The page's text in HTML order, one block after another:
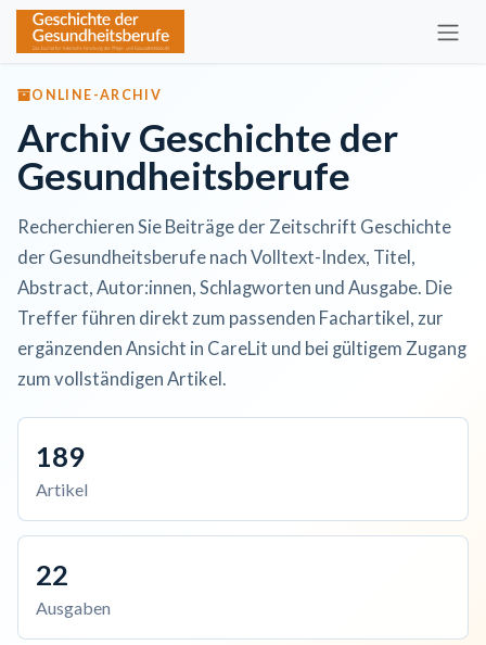
Zum Inhalt springen
ONLINE-ARCHIV
Archiv Geschichte der
Gesundheitsberufe
Recherchieren Sie Beiträge der Zeitschrift Geschichte
der Gesundheitsberufe nach Volltext-Index, Titel,
Abstract, Autor:innen, Schlagworten und Ausgabe. Die
Treffer führen direkt zum passenden Fachartikel, zur
ergänzenden Ansicht in CareLit und bei gültigem Zugang
zum vollständigen Artikel.
189
Artikel
22
Ausgaben